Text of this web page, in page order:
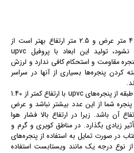
برای ابعاد بزرگ‌تر از 4 متر عرض و 2.5 متر ارتفاع بهتر است از
پنجره upvc استفاده نشود، تولید این ابعاد با پروفیل upvc
مقاومت و استحکام کافی ندارد و لرزش
کردن پنجره‌ها بسیاری از آنها در سراسر
در طبقات بالا بالای 10 طبقه از پنجره‌های upvc با ارتفاع کمتر از 1.40
پنجره شما از این عدد بیشتر نباشد و عرض
برابر ارتفاع آن باشد. زیرا در ارتفاع بالا فشار هوا
زیادی بگذارد. در مناطق کویری و گرم و
در صورت تمایل به استفاده از پنجره‌های
نوع درجه یک مانند ویستابست استفاده